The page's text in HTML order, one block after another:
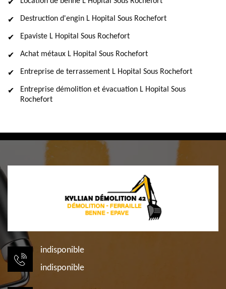
Destruction d'engin L Hopital Sous Rochefort
Epaviste L Hopital Sous Rochefort
Achat métaux L Hopital Sous Rochefort
Entreprise de terrassement L Hopital Sous Rochefort
Entreprise démolition et évacuation L Hopital Sous
Rochefort
indisponible
indisponible